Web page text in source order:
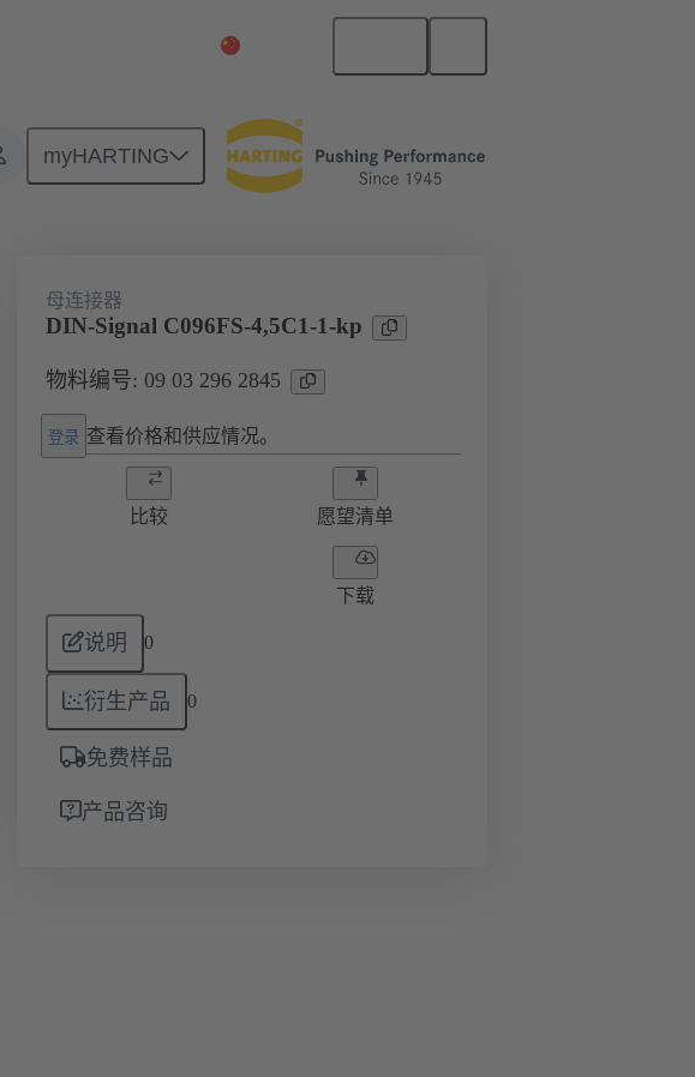
myHARTING
09 03 296 2845
母连接器
DIN-Signal C096FS-4,5C1-1-kp
物料编号: 09 03 296 2845
登录 查看价格和供应情况。
比较 愿望清单
下载
说明 0
衍生产品 0
免费样品
产品咨询